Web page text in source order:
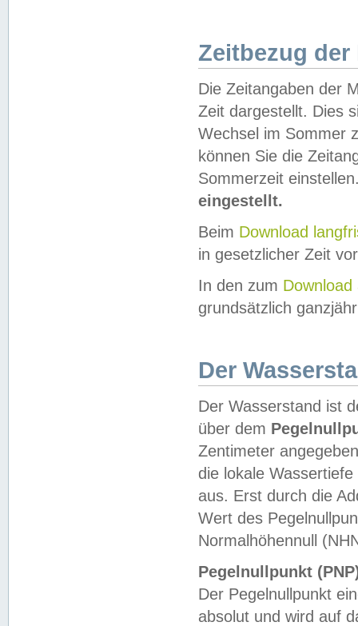
Zeitbezug der
Die Zeitangaben der
Zeit dargestellt. Dies
Wechsel im Sommer
können Sie die
Sommerzeit
eingestellt.
Beim Download
in gesetzlicher Zeit
In den zum Download
grundsätzlich
Der
Der Wasserstand ist
über dem
Zentimeter
die lokale
aus. Erst durch die
Wert des
Normalhöhennull
Pegelnullpunkt
Der Pegelnullpunkt
absolut und wird auf